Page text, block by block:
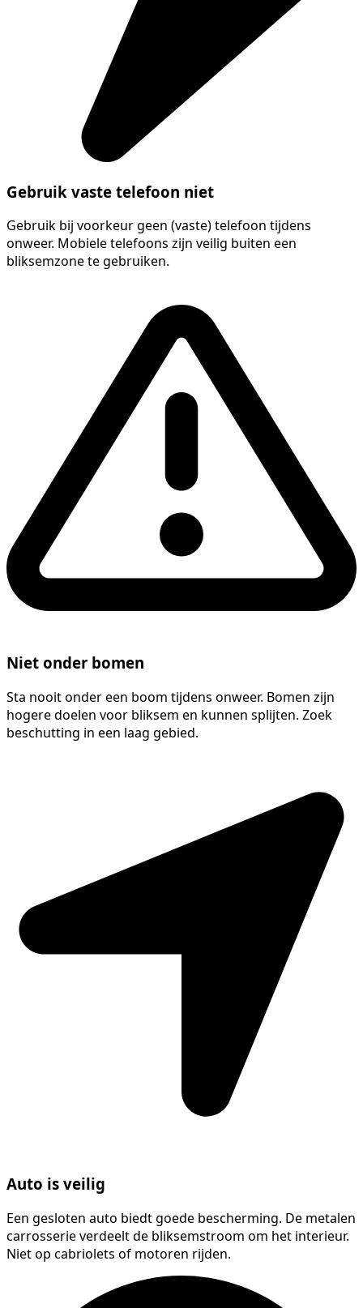
Gebruik vaste telefoon niet
Gebruik bij voorkeur geen (vaste) telefoon tijdens
onweer. Mobiele telefoons zijn veilig buiten een
bliksemzone te gebruiken.
Niet onder bomen
Sta nooit onder een boom tijdens onweer. Bomen zijn
hogere doelen voor bliksem en kunnen splijten. Zoek
beschutting in een laag gebied.
Auto is veilig
Een gesloten auto biedt goede bescherming. De metalen
carrosserie verdeelt de bliksemstroom om het interieur.
Niet op cabriolets of motoren rijden.